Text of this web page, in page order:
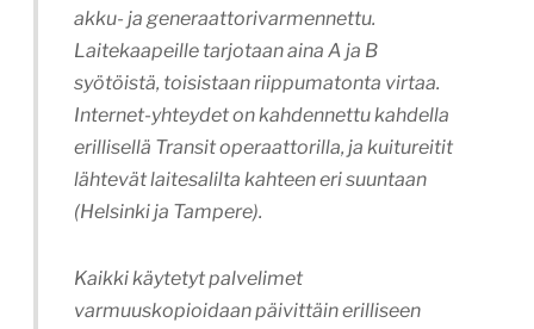
akku- ja generaattorivarmennettu.
Laitekaapeille tarjotaan aina A ja B
syötöistä, toisistaan riippumatonta virtaa.
Internet-yhteydet on kahdennettu kahdella
erillisellä Transit operaattorilla, ja kuitureitit
lähtevät laitesalilta kahteen eri suuntaan
(Helsinki ja Tampere).
Kaikki käytetyt palvelimet
varmuuskopioidaan päivittäin erilliseen